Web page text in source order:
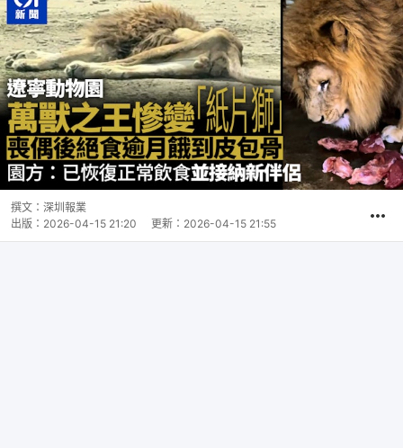
撰文： 深圳報業
出版： 2026-04-15 21:20 更新： 2026-04-15 21:55